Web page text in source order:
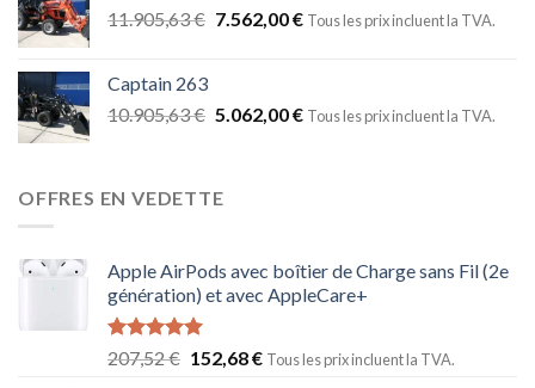
11.905,63€ 7.562,00€ Tous les prix incluent la TVA.
Captain 263
10.905,63€ 5.062,00€ Tous les prix incluent la TVA.
OFFRES EN VEDETTE
Apple AirPods avec boîtier de Charge sans Fil (2e
génération) et avec AppleCare+
Note5.00
sur 5
207,52€ 152,68€ Tous les prix incluent la TVA.